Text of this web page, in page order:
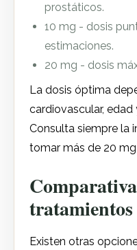
prostáticos.
10 mg - dosis
estimaciones.
20 mg - dosis
La dosis óptima
cardiovascular, edad
Consulta siempre la
tomar más de 20 mg
tratamientos
Existen otras